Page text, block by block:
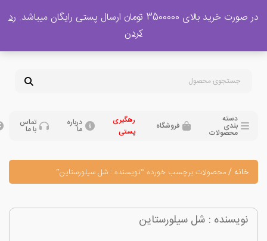
پشتیبانی فروش
09120329397
بندی
محصولات
فروشگاه درباره تماس
محصولات برچسب خورده “نویسنده : شل سیلورستاین”
: شل سیلورستاین
3500000 تومان ارسال پستی رایگان میباشد.
رد